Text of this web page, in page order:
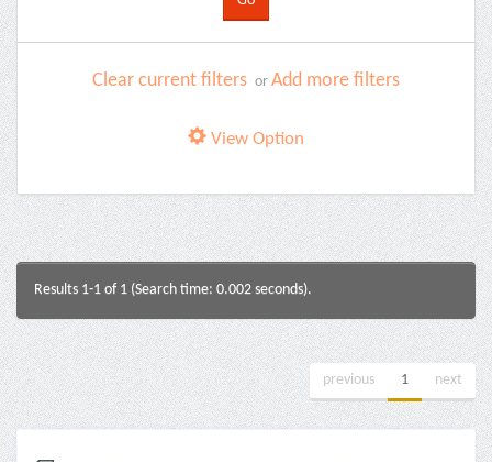
Clear current filters or Add more filters
View Option
Results 1-1 of 1 (Search time: 0.002 seconds).
previous 1 next